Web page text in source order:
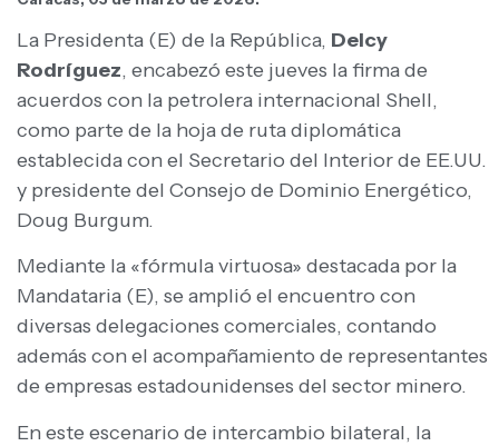
La Presidenta (E) de la República, Delcy
Rodríguez, encabezó este jueves la firma de
acuerdos con la petrolera internacional Shell,
como parte de la hoja de ruta diplomática
establecida con el Secretario del Interior de EE.UU.
y presidente del Consejo de Dominio Energético,
Doug Burgum.
Mediante la «fórmula virtuosa» destacada por la
Mandataria (E), se amplió el encuentro con
diversas delegaciones comerciales, contando
además con el acompañamiento de representantes
de empresas estadounidenses del sector minero.
En este escenario de intercambio bilateral, la